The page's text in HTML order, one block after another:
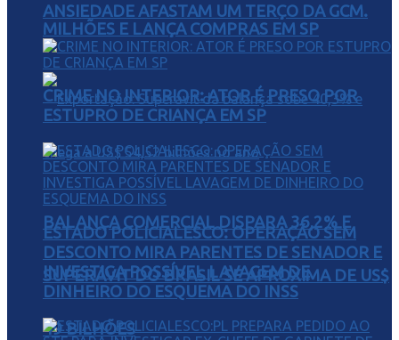
MILHÕES E LANÇA COMPRAS EM SP
BALANÇA COMERCIAL DISPARA 36,2% E
SUPERÁVIT DO BRASIL SE APROXIMA DE US$
49 BILHÕES
ANSIEDADE AFASTAM UM TERÇO DA GCM.
CRIME NO INTERIOR: ATOR É PRESO POR
ESTUPRO DE CRIANÇA EM SP
ESTADO POLICIALESCO: OPERAÇÃO SEM
DESCONTO MIRA PARENTES DE SENADOR E
INVESTIGA POSSÍVEL LAVAGEM DE
DINHEIRO DO ESQUEMA DO INSS